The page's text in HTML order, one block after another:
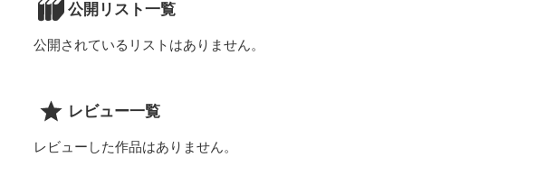
公開リスト一覧
公開されているリストはありません。
レビュー一覧
レビューした作品はありません。